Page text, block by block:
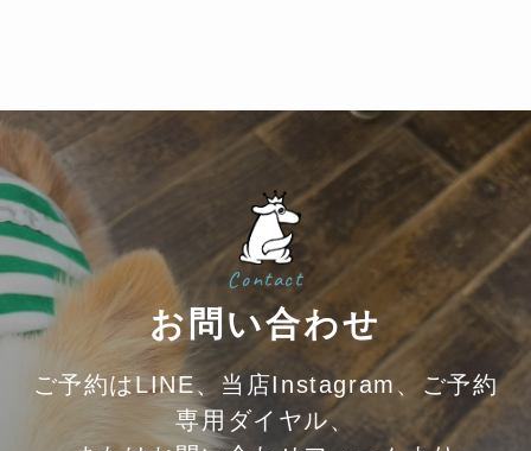
Contact
お問い合わせ
ご予約はLINE、当店Instagram、ご予約
専用ダイヤル、